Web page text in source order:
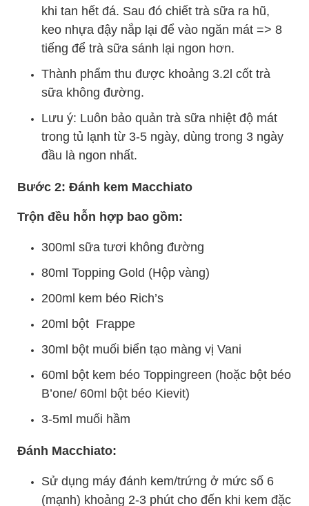
khi tan hết đá. Sau đó chiết trà sữa ra hũ,
keo nhựa đậy nắp lại để vào ngăn mát => 8
tiếng để trà sữa sánh lại ngon hơn.
Thành phẩm thu được khoảng 3.2l cốt trà
sữa không đường.
Lưu ý: Luôn bảo quản trà sữa nhiệt độ mát
trong tủ lạnh từ 3-5 ngày, dùng trong 3 ngày
đầu là ngon nhất.
Bước 2: Đánh kem Macchiato
Trộn đều hỗn hợp bao gồm:
300ml sữa tươi không đường
80ml Topping Gold (Hộp vàng)
200ml kem béo Rich’s
20ml bột Frappe
30ml bột muối biển tạo màng vị Vani
60ml bột kem béo Toppingreen (hoặc bột béo
B’one/ 60ml bột béo Kievit)
3-5ml muối hầm
Đánh Macchiato:
Sử dụng máy đánh kem/trứng ở mức số 6
(mạnh) khoảng 2-3 phút cho đến khi kem đặc